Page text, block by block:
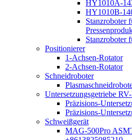
HY1010A-
HY1010B-
Stanzroboter
Stanzroboter
Positionierer
1-Achsen-Rotator
2-Achsen-Rotator
Schneidroboter
Untersetzungsgetriebe
Präzisions-
Präzisions-
Schweißgerät
MAG-500Pro